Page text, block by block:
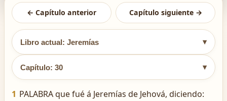
← Capítulo anterior Capítulo siguiente →
Libro actual: Jeremías ▾
Capítulo: 30 ▾
1 PALABRA que fué á Jeremías de Jehová, diciendo: